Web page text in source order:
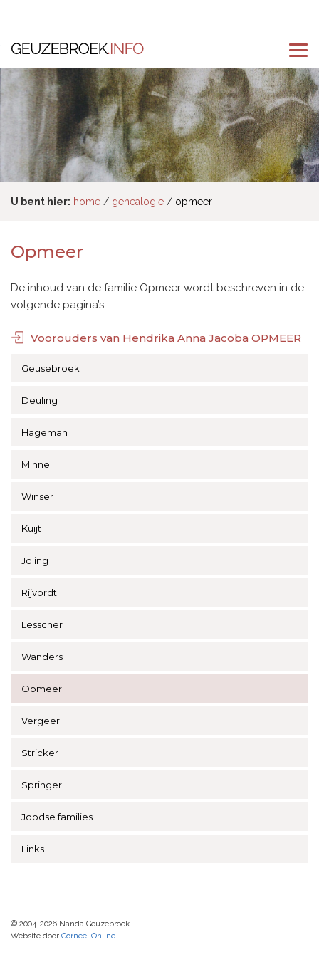
U bent hier: home genealogie opmeer
Geusebroek
Deuling
Hageman
Minne
Winser
Kuijt
Joling
Rijvordt
Lesscher
Wanders
Opmeer
Vergeer
Stricker
Springer
Joodse families
Links
Opmeer
De inhoud van de familie Opmeer wordt beschreven in de
volgende pagina’s:
Voorouders van Hendrika Anna Jacoba OPMEER
© 2004-2026 Nanda Geuzebroek
Website door Corneel Online